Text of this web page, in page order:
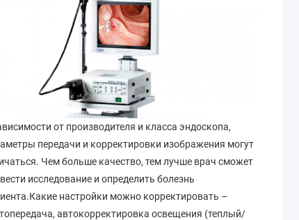
от производителя и класса эндоскопа,
передачи и корректировки изображения могут
Чем больше качество, тем лучше врач сможет
исследование и определить болезнь
настройки можно корректировать –
автокорректировка освещения (теплый/